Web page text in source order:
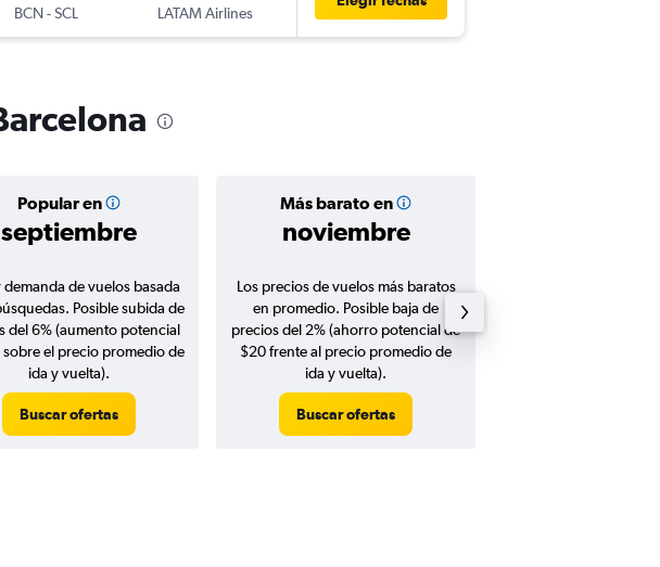
BCN-SCL
LATAM Airlines
Popular en
septiembre
Más barato en
noviembre
de vuelos basada
Posible subida de
del 6% (aumento potencial
el precio promedio de
ida y vuelta).
Buscar ofertas
Los precios de vuelos más baratos
en promedio. Posible baja de
precios del 2% (ahorro potencial de
$20 frente al precio promedio de
ida y vuelta).
Buscar ofertas